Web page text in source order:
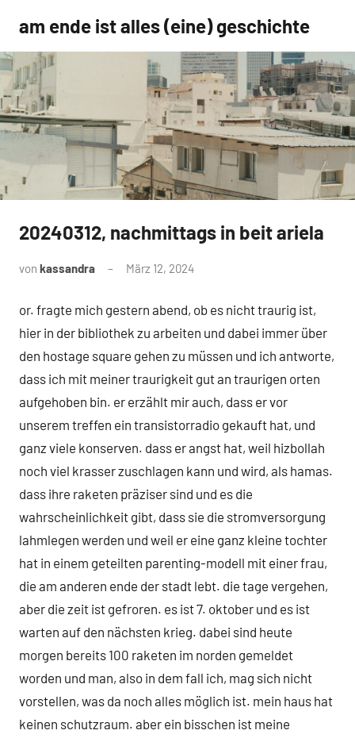
Inhalt
springen
am ende ist alles (eine) geschichte
Uncategorized
20240312, nachmittags in beit ariela
von kassandra März 12, 2024
or. fragte mich gestern abend, ob es nicht traurig ist,
hier in der bibliothek zu arbeiten und dabei immer über
den hostage square gehen zu müssen und ich antworte,
dass ich mit meiner traurigkeit gut an traurigen orten
aufgehoben bin. er erzählt mir auch, dass er vor
unserem treffen ein transistorradio gekauft hat, und
ganz viele konserven. dass er angst hat, weil hizbollah
noch viel krasser zuschlagen kann und wird, als hamas.
dass ihre raketen präziser sind und es die
wahrscheinlichkeit gibt, dass sie die stromversorgung
lahmlegen werden und weil er eine ganz kleine tochter
hat in einem geteilten parenting-modell mit einer frau,
die am anderen ende der stadt lebt. die tage vergehen,
aber die zeit ist gefroren. es ist 7. oktober und es ist
warten auf den nächsten krieg. dabei sind heute
morgen bereits 100 raketen im norden gemeldet
worden und man, also in dem fall ich, mag sich nicht
vorstellen, was da noch alles möglich ist. mein haus hat
keinen schutzraum. aber ein bisschen ist meine